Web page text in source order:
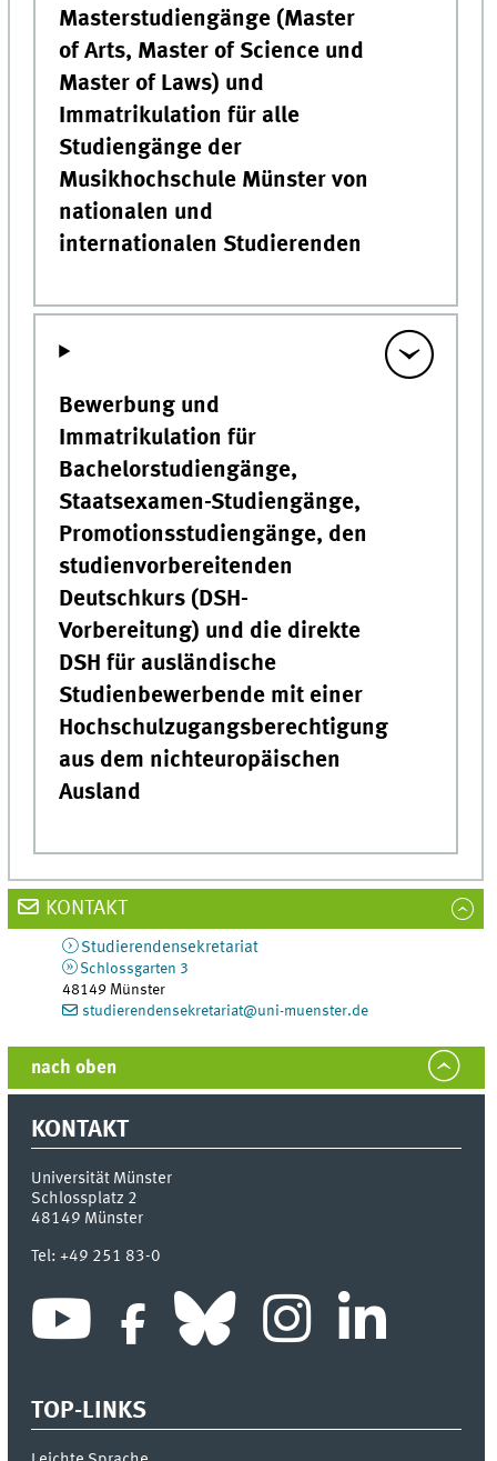
Masterstudiengänge (Master
of Arts, Master of Science und
Master of Laws) und
Immatrikulation für alle
Studiengänge der
Musikhochschule Münster von
nationalen und
internationalen Studierenden
Bewerbung und
Immatrikulation für
Bachelorstudiengänge,
Staatsexamen-Studiengänge,
Promotionsstudiengänge, den
studienvorbereitenden
Deutschkurs (DSH-
Vorbereitung) und die direkte
DSH für ausländische
Studienbewerbende mit einer
Hochschulzugangsberechtigung
aus dem nichteuropäischen
Ausland
KONTAKT
Studierendensekretariat
Schlossgarten 3
48149 Münster
studierendensekretariat@uni-muenster.de
nach oben
KONTAKT
Universität Münster
Schlossplatz 2
48149 Münster
Tel:+49 251 83-0
TOP-LINKS